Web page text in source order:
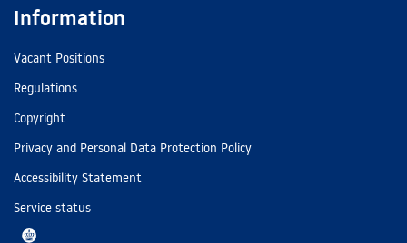
Information
Vacant Positions
Regulations
Copyright
Privacy and Personal Data Protection Policy
Accessibility Statement
Service status